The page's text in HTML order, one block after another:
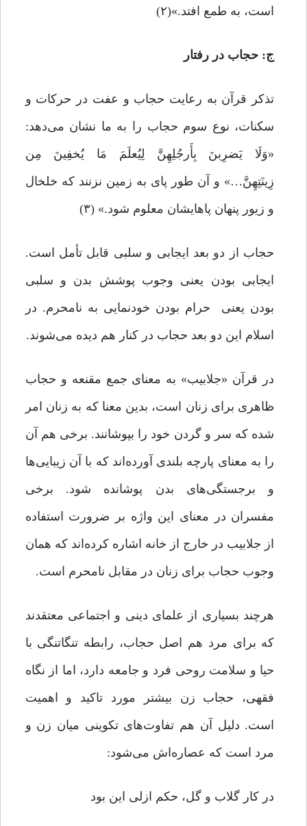
است، به طمع افتد.»(۲)
ج: حجاب در رفتار
تذکر قرآن به رعایت حجاب و عفت در حرکات و
سکنات، نوع سوم حجاب را به ما نشان می‌دهد:
«وَلَا یَضرِبنَ بِأَرجُلِهِنَّ لِیُعلَمَ مَا یُخفِینَ مِن
زِینَتِهِنَّ…» و آن طور پای به زمین نزنند که خلخال
و زیور پنهان پاهایشان معلوم شود.» (۳)
حجاب از دو بعد ایجابی و سلبی قابل تأمل است.
ایجابی بودن یعنی وجوب پوشش بدن و سلبی
‌بودن یعنی حرام بودن خودنمایی به نامحرم. در
اسلام این دو بعد حجاب در کنار هم دیده می‌شوند.
در قرآن «جلابیب» به معنای جمع مقنعه و حجاب
ظاهری برای زنان است، بدین معنا که به زنان امر
شده که سر و گردن خود را بپوشانند. برخی هم آن
را به معنای پارچه بلندی آورده‌اند که با آن زیبایی‌ها
و برجستگی‌های بدن پوشانده شود. برخی
مفسران در معنای این واژه بر ضرورت استفاده
از جلابیب در خارج از خانه اشاره کرده‌اند که همان
وجوب حجاب برای زنان در مقابل نامحرم است.
هرچند بسیاری از علمای دینی و اجتماعی معتقدند
که برای مرد هم اصل حجاب، رابطه تنگاتنگی با
حیا و سلامت روحی فرد و جامعه دارد، اما از نگاه
فقهی، حجاب زن بیشتر مورد تاکید و اهمیت
است. دلیل آن هم تفاوت‌های تکوینی میان زن و
مرد است که عصاره‌اش می‌شود:
در کار گلاب و گل، حکم ازلی این بود